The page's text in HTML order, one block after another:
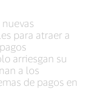
para atraer a
arriesgan su
a los
de pagos en